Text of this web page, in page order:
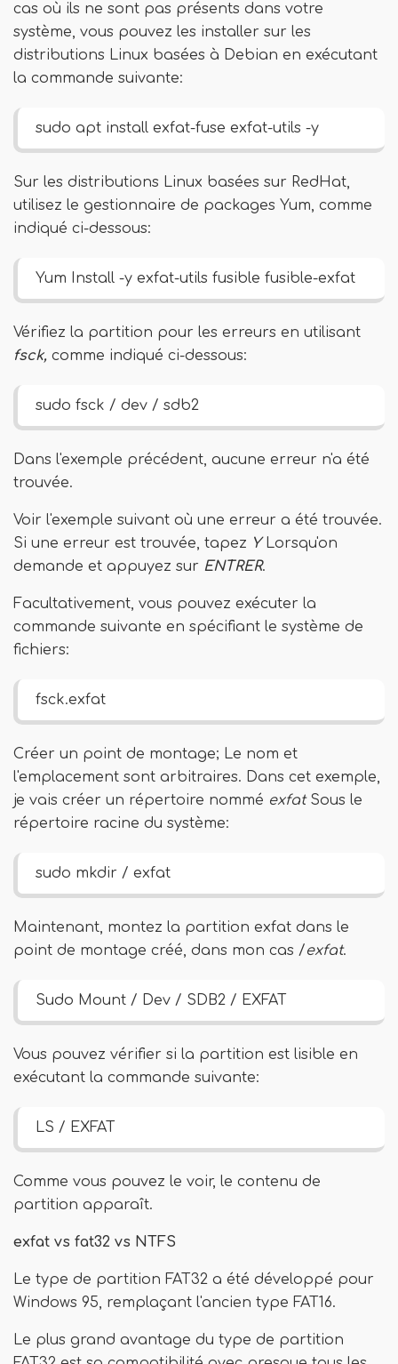
cas où ils ne sont pas présents dans votre
système, vous pouvez les installer sur les
distributions Linux basées à Debian en exécutant
la commande suivante:
sudo apt install exfat-fuse exfat-utils -y
Sur les distributions Linux basées sur RedHat,
utilisez le gestionnaire de packages Yum, comme
indiqué ci-dessous:
Yum Install -y exfat-utils fusible fusible-exfat
Vérifiez la partition pour les erreurs en utilisant
fsck, comme indiqué ci-dessous:
sudo fsck / dev / sdb2
Dans l'exemple précédent, aucune erreur n'a été
trouvée.
Voir l'exemple suivant où une erreur a été trouvée.
Si une erreur est trouvée, tapez YLorsqu'on
demande et appuyez sur ENTRER.
Facultativement, vous pouvez exécuter la
commande suivante en spécifiant le système de
fichiers:
fsck.exfat
Créer un point de montage; Le nom et
l'emplacement sont arbitraires. Dans cet exemple,
je vais créer un répertoire nommé exfatSous le
répertoire racine du système:
sudo mkdir / exfat
Maintenant, montez la partition exfat dans le
point de montage créé, dans mon cas /exfat.
Sudo Mount / Dev / SDB2 / EXFAT
Vous pouvez vérifier si la partition est lisible en
exécutant la commande suivante:
LS / EXFAT
Comme vous pouvez le voir, le contenu de
partition apparaît.
exfat vs fat32 vs NTFS
Le type de partition FAT32 a été développé pour
Windows 95, remplaçant l'ancien type FAT16.
Le plus grand avantage du type de partition